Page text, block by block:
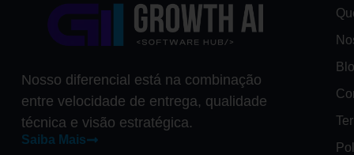
Nosso diferencial está na combinação
entre velocidade de entrega, qualidade
técnica e visão estratégica.
Saiba Mais